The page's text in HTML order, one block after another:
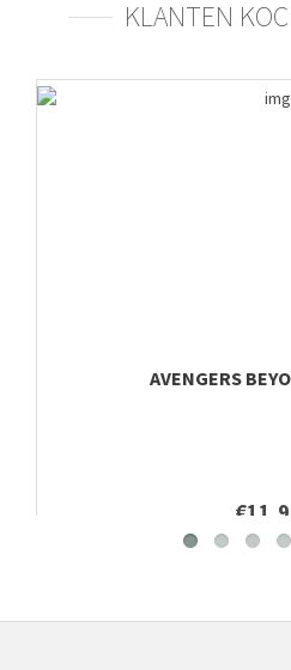
KLANTEN
AVENGERS